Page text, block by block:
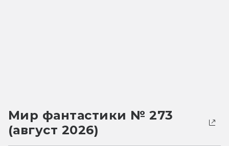
Мир фантастики № 273
(август 2026)